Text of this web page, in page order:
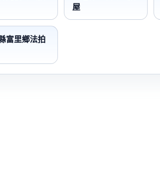
屋
富里鄉法拍